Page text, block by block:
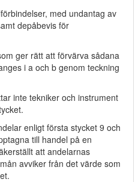
med undantag av
depåbevis för
ger rätt att förvärva sådana
i a och b genom teckning
inte tekniker och instrument
enligt första stycket 9 och
till handel på en
att andelarnas
avviker från det värde som